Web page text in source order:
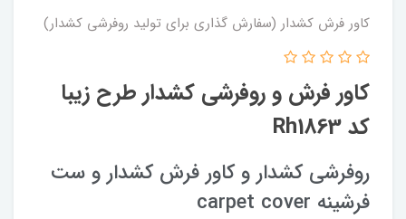
کاور فرش کشدار (سفارش گذاری برای تولید روفرشی کشدار)
کاور فرش و روفرشی کشدار‌ طرح زیبا
کد Rh1863
روفرشی کشدار و کاور فرش کشدار و ست
فرشینه carpet cover